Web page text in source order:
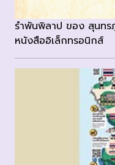
รำพันพิลาป ของ สุนทร
หนังสืออิเล็กทรอนิกส์